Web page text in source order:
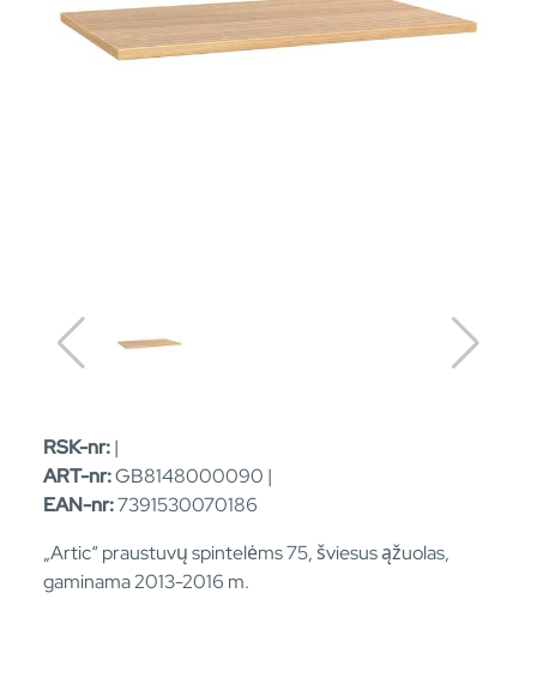
RSK-nr:|
ART-nr:GB8148000090 |
EAN-nr:7391530070186
„Artic“ praustuvų spintelėms 75, šviesus ąžuolas,
gaminama 2013-2016 m.